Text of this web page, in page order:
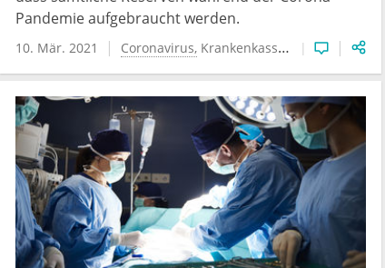
Pandemie aufgebraucht werden.
10. Mär. 2021 Coronavirus Krankenkassen Öffentliches